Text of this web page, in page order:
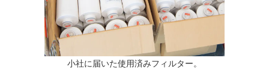
小社に届いた使用済みフィルター。